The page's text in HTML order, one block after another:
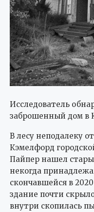
Исследователь
заброшенный дом в
В лесу неподалеку
Кэмелфорд
Пайпер нашел
некогда
скончавшейся в
здание почти
внутри скопилась